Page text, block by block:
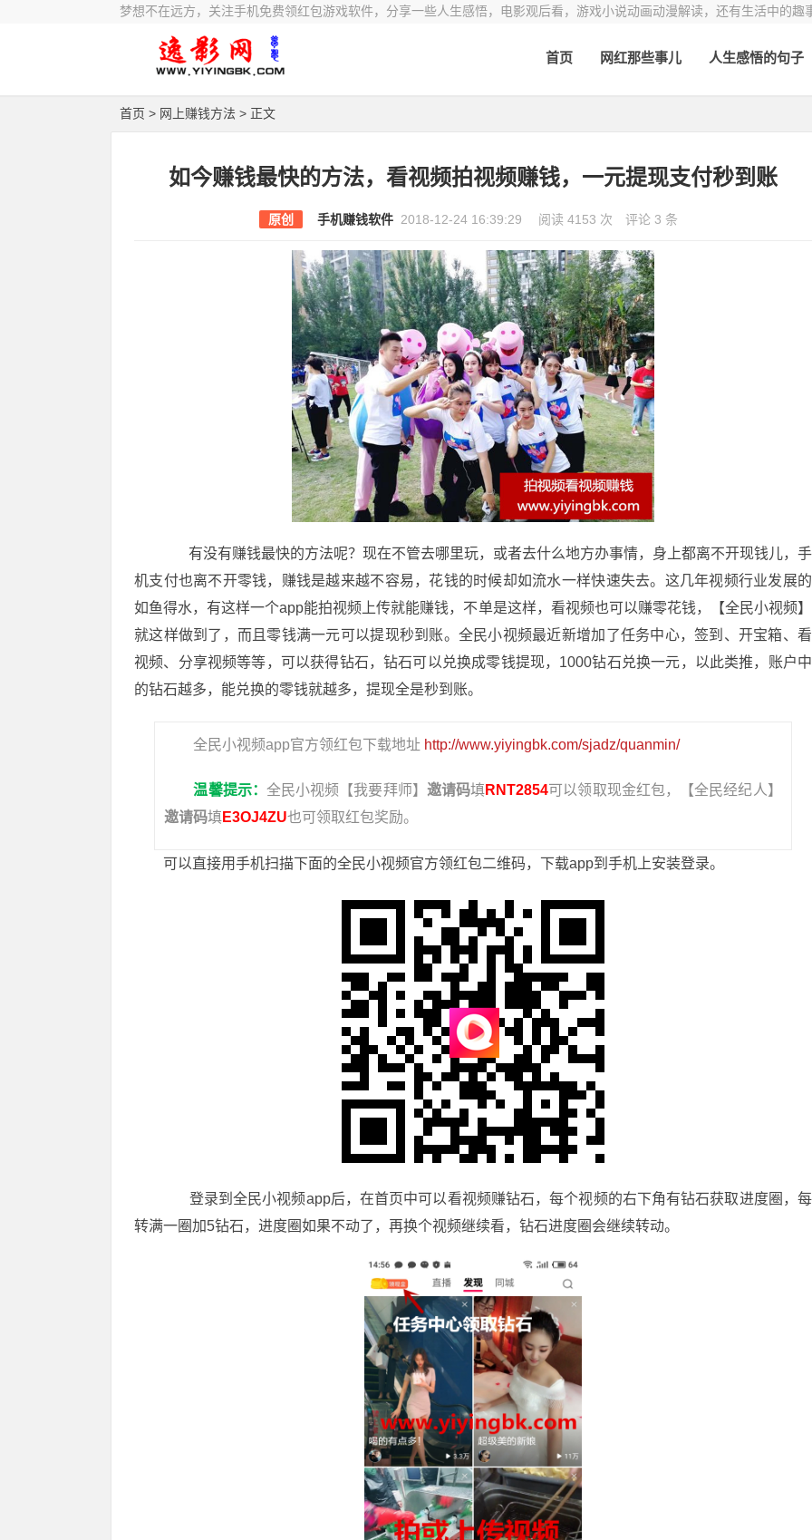
梦想不在远方，关注手机免费领红包游戏软件，分享一些人生感悟，电影观后看，游戏小说动画动漫解读，还有生活中的趣
首页 网红那些事儿 人生感悟的句子
首页 > 网上赚钱方法 > 正文
如今赚钱最快的方法，看视频拍视频赚钱，一元提现支付秒到账
原创 手机赚钱软件 2018-12-24 16:39:29 阅读 4153 次 评论 3 条
有没有赚钱最快的方法呢？现在不管去哪里玩，或者去什么地方办事情，身上都离不开现钱儿，手
机支付也离不开零钱，赚钱是越来越不容易，花钱的时候却如流水一样快速失去。这几年视频行业发展的
如鱼得水，有这样一个app能拍视频上传就能赚钱，不单是这样，看视频也可以赚零花钱，【全民小视频】
就这样做到了，而且零钱满一元可以提现秒到账。全民小视频最近新增加了任务中心，签到、开宝箱、看
视频、分享视频等等，可以获得钻石，钻石可以兑换成零钱提现，1000钻石兑换一元，以此类推，账户中
的钻石越多，能兑换的零钱就越多，提现全是秒到账。
全民小视频app官方领红包下载地址 http://www.yiyingbk.com/sjadz/quanmin/
温馨提示： 全民小视频【我要拜师】 邀请码填RNT2854可以领取现金红包，【全民经纪人】
邀请码填E3OJ4ZU也可领取红包奖励。
可以直接用手机扫描下面的全民小视频官方领红包二维码，下载app到手机上安装登录。
登录到全民小视频app后，在首页中可以看视频赚钻石，每个视频的右下角有钻石获取进度圈，每
转满一圈加5钻石，进度圈如果不动了，再换个视频继续看，钻石进度圈会继续转动。